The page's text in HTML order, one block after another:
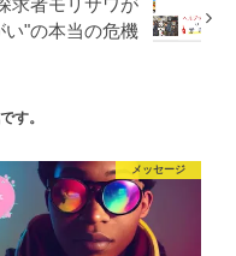
求者モリサワが
い"の本当の危機
す。
メッセージ